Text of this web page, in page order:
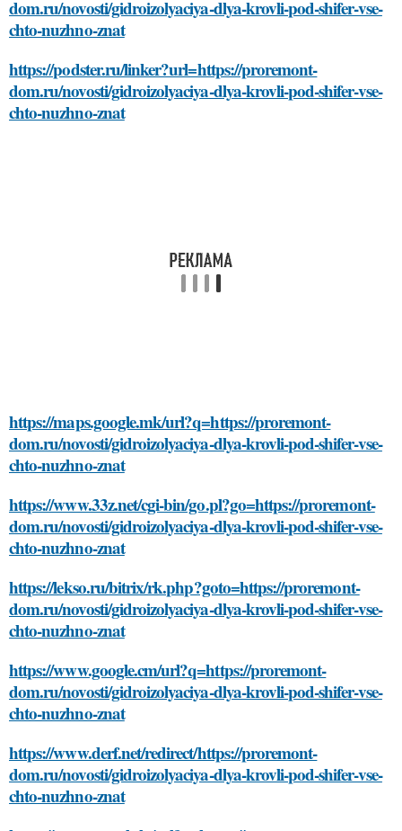
dom.ru/novosti/gidroizolyaciya-dlya-krovli-pod-shifer-vse-
chto-nuzhno-znat
https://podster.ru/linker?url=https://proremont-
dom.ru/novosti/gidroizolyaciya-dlya-krovli-pod-shifer-vse-
chto-nuzhno-znat
https://maps.google.mk/url?q=https://proremont-
dom.ru/novosti/gidroizolyaciya-dlya-krovli-pod-shifer-vse-
chto-nuzhno-znat
https://www.33z.net/cgi-bin/go.pl?go=https://proremont-
dom.ru/novosti/gidroizolyaciya-dlya-krovli-pod-shifer-vse-
chto-nuzhno-znat
https://lekso.ru/bitrix/rk.php?goto=https://proremont-
dom.ru/novosti/gidroizolyaciya-dlya-krovli-pod-shifer-vse-
chto-nuzhno-znat
https://www.google.cm/url?q=https://proremont-
dom.ru/novosti/gidroizolyaciya-dlya-krovli-pod-shifer-vse-
chto-nuzhno-znat
https://www.derf.net/redirect/https://proremont-
dom.ru/novosti/gidroizolyaciya-dlya-krovli-pod-shifer-vse-
chto-nuzhno-znat